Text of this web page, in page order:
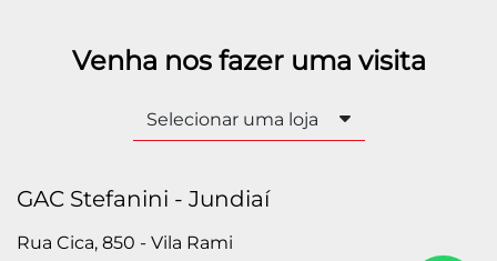
Rua Cica, 850 - Vila Rami
Como chegar